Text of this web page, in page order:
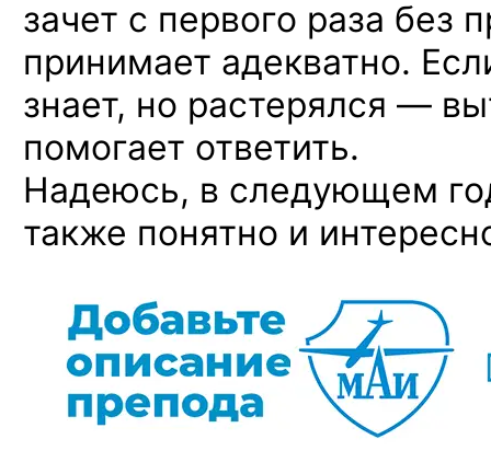
зачет с первого раза без
принимает адекватно.
знает, но растерялся —
помогает ответить.
Надеюсь, в следующем
также понятно и